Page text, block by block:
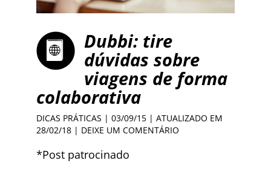
Dubbi: tire
dúvidas sobre
viagens de forma
colaborativa
DICAS PRÁTICAS | 03/09/15 | ATUALIZADO EM
28/02/18 | DEIXE UM COMENTÁRIO
*Post patrocinado